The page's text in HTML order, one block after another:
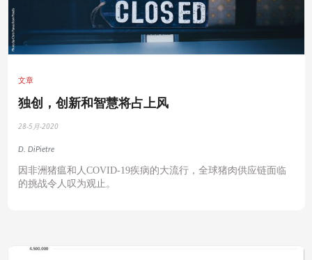
文章
独创，创新和智慧将占上风
28-5月-2020
D. DiPietre
因非洲猪瘟和人COVID-19疾病的大流行，全球猪肉供应链面临
的挑战令人叹为观止。